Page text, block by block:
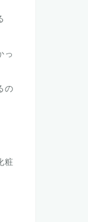
っ
の
粧